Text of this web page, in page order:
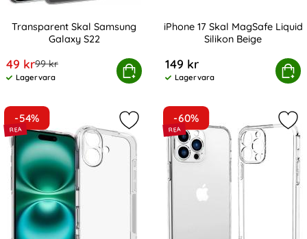
Transparent Skal Samsung
Galaxy S22
rea pris
49 krtidigare pris
99 kr
Tillgänglighet:
Lagervara
Köp
Transparent Skal Samsung Galaxy S22
iPhone 17 Skal MagSafe Liquid
Silikon Beige
149 kr
Tillgänglighet:
Lagervara
Köp
iPhone 17 Skal MagSafe
-54%
Markera iPhone 17 Skal
-60%